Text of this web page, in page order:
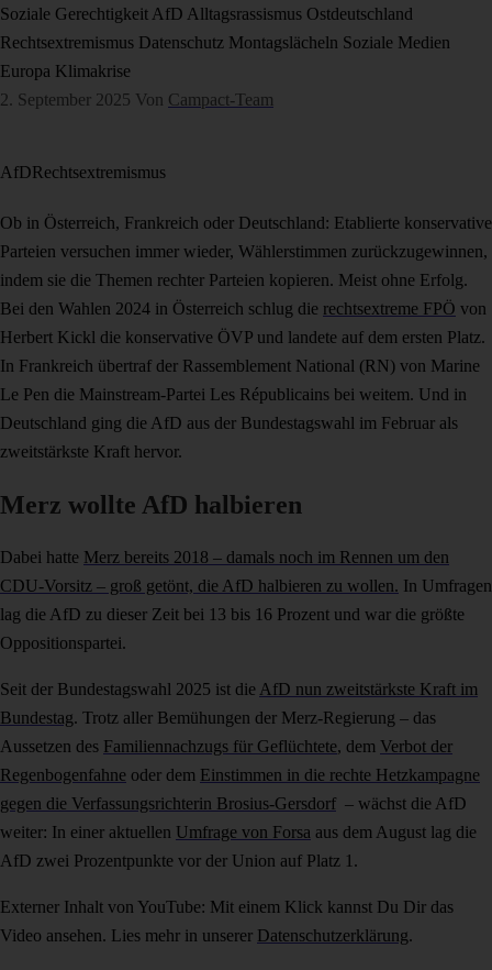
Soziale Gerechtigkeit AfD Alltagsrassismus Ostdeutschland
Rechtsextremismus Datenschutz Montagslächeln Soziale Medien
Europa Klimakrise
2. September 2025 Von Campact-Team
AfDRechtsextremismus
Ob in Österreich, Frankreich oder Deutschland: Etablierte konservative
Parteien versuchen immer wieder, Wählerstimmen zurückzugewinnen,
indem sie die Themen rechter Parteien kopieren. Meist ohne Erfolg.
Bei den Wahlen 2024 in Österreich schlug die rechtsextreme FPÖ von
Herbert Kickl die konservative ÖVP und landete auf dem ersten Platz.
In Frankreich übertraf der Rassemblement National (RN) von Marine
Le Pen die Mainstream-Partei Les Républicains bei weitem. Und in
Deutschland ging die AfD aus der Bundestagswahl im Februar als
zweitstärkste Kraft hervor.
Merz wollte AfD halbieren
Dabei hatte Merz bereits 2018 – damals noch im Rennen um den
CDU-Vorsitz – groß getönt, die AfD halbieren zu wollen. In Umfragen
lag die AfD zu dieser Zeit bei 13 bis 16 Prozent und war die größte
Oppositionspartei.
Seit der Bundestagswahl 2025 ist die AfD nun zweitstärkste Kraft im
Bundestag. Trotz aller Bemühungen der Merz-Regierung – das
Aussetzen des Familiennachzugs für Geflüchtete, dem Verbot der
Regenbogenfahne oder dem Einstimmen in die rechte Hetzkampagne
gegen die Verfassungsrichterin Brosius-Gersdorf – wächst die AfD
weiter: In einer aktuellen Umfrage von Forsa aus dem August lag die
AfD zwei Prozentpunkte vor der Union auf Platz 1.
Externer Inhalt von YouTube: Mit einem Klick kannst Du Dir das
Video ansehen. Lies mehr in unserer Datenschutzerklärung.